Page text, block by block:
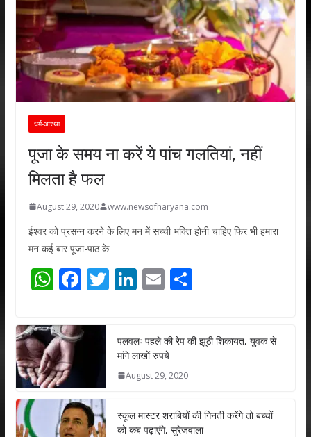
धर्म-आस्था
पूजा के समय ना करें ये पांच गलतियां, नहीं
मिलता है फल
August 29, 2020 www.newsofharyana.com
ईश्वर को प्रसन्न करने के लिए मन में सच्ची भक्ति होनी चाहिए फिर भी हमारा
मन कई बार पूजा-पाठ के
W
at
s
A
p
p
F
e
b
o
k
T
er
Li
e
dI
n
E
l
S
e
पलवलः पहले की रेप की झूठी शिकायत, युवक से
मांगे लाखों रुपये
August 29, 2020
स्कूल मास्टर शराबियों की गिनती करेंगे तो बच्चों
को कब पढ़ाएंगे, सुरेजवाला